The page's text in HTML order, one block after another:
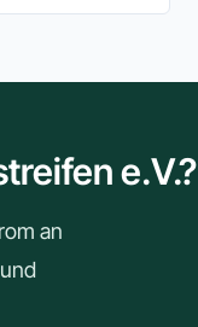
e.V.?
an